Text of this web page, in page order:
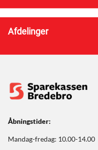
Afdelinger
Åbningstider:
Mandag-fredag: 10.00-14.00